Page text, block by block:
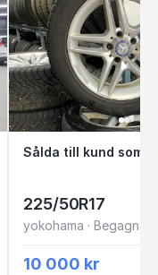
Sålda till kund
225/50R17
10 000 kr